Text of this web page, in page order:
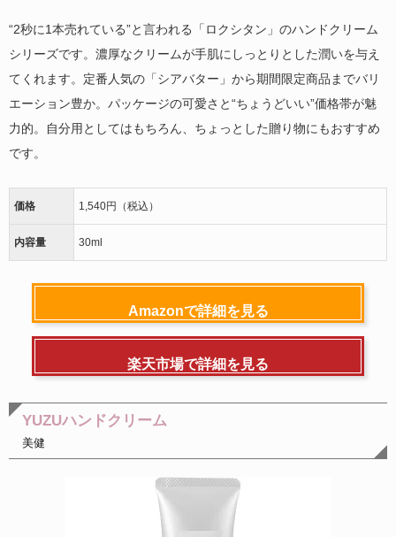
“2秒に1本売れている”と言われる「ロクシタン」のハンドクリーム
シリーズです。濃厚なクリームが手肌にしっとりとした潤いを与え
てくれます。定番人気の「シアバター」から期間限定商品までバリ
エーション豊か。パッケージの可愛さと“ちょうどいい”価格帯が魅
力的。自分用としてはもちろん、ちょっとした贈り物にもおすすめ
です。
価格 1,540円（税込）
内容量 30ml
Amazonで詳細を見る
楽天市場で詳細を見る
YUZUハンドクリーム
美健